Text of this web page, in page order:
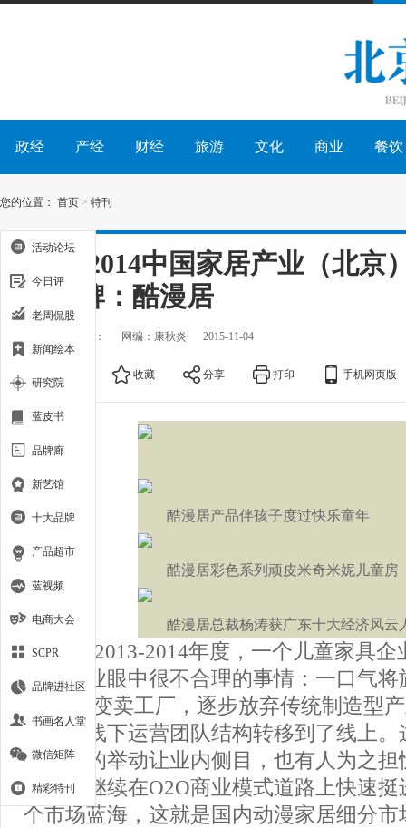
政经 产经 财经 旅游 文化 商业 餐饮
您的位置： 首页 > 特刊
2013-2014中国家居产业（北京
具品牌：酷漫居
作者： 网编：康秋炎 2015-11-04
大 收藏 分享 打印 手机网页版
酷漫居产品伴孩子度过快乐童年
酷漫居彩色系列顽皮米奇米妮儿童房
酷漫居总裁杨涛获广东十大经济风云
2013-2014年度，一个儿童家具企
传统企业眼中很不合理的事情：一口气将
了2/3；变卖工厂，逐步放弃传统制造型
商，将线下运营团队结构转移到了线上
理出牌的举动让业内侧目，也有人为之担
持己见继续在O2O商业模式道路上快速
个市场蓝海，这就是国内动漫家居细分市
活动论坛
今日评
老周侃股
新闻绘本
研究院
蓝皮书
品牌廊
新艺馆
十大品牌
产品超市
蓝视频
电商大会
SCPR
品牌进社区
书画名人堂
微信矩阵
精彩特刊